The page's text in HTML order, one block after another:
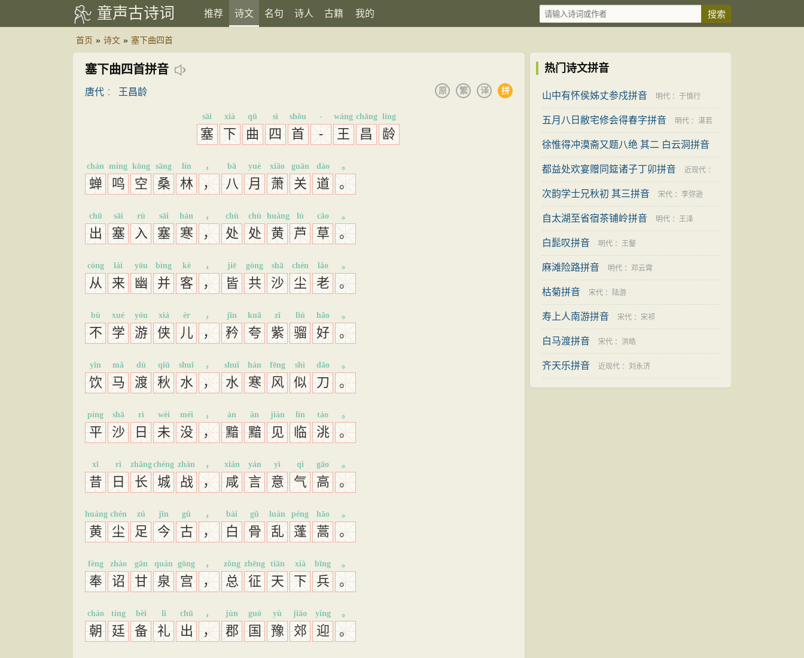
童声古诗词 推荐 诗文 名句 诗人 古籍 我的
首页 » 诗文 » 塞下曲四首
塞下曲四首拼音
唐代 ： 王昌龄 拼
译
繁
原
塞
sāi
下
xià
曲
qū
四
sì
首
shǒu
-
-
王
wáng
昌
chāng
龄
líng
蝉
chán
鸣
míng
空
kōng
桑
sāng
林
lín
，
，
八
bā
月
yuè
萧
xiāo
关
guān
道
dào
。
。
出
chū
塞
sāi
入
rù
塞
sāi
寒
hán
，
，
处
chù
处
chù
黄
huáng
芦
lú
草
cǎo
。
。
从
cóng
来
lái
幽
yōu
并
bìng
客
kè
，
，
皆
jiē
共
gòng
沙
shā
尘
chén
老
lǎo
。
。
不
bù
学
xué
游
yóu
侠
xiá
儿
ér
，
，
矜
jīn
夸
kuā
紫
zǐ
骝
liú
好
hǎo
。
。
饮
yǐn
马
mǎ
渡
dù
秋
qiū
水
shuǐ
，
，
水
shuǐ
寒
hán
风
fēng
似
shì
刀
dāo
。
。
平
píng
沙
shā
日
rì
未
wèi
没
méi
，
，
黯
àn
黯
àn
见
jiàn
临
lín
洮
táo
。
。
昔
xī
日
rì
长
zhǎng
城
chéng
战
zhàn
，
，
咸
xián
言
yán
意
yì
气
qì
高
gāo
。
。
黄
huáng
尘
chén
足
zú
今
jīn
古
gǔ
，
，
白
bái
骨
gǔ
乱
luàn
蓬
péng
蒿
hāo
。
。
奉
fèng
诏
zhào
甘
gān
泉
quán
宫
gōng
，
，
总
zǒng
征
zhēng
天
tiān
下
xià
兵
bīng
。
。
朝
cháo
廷
tíng
备
bèi
礼
lǐ
出
chū
，
，
郡
jùn
国
guó
豫
yù
郊
jiāo
迎
yíng
。
。
热门诗文拼音
山中有怀侯姊丈参戍拼音 明代 ： 于慎行
五月八日敝宅修会得春字拼音 明代 ： 湛若
水
徐惟得冲漠斋又题八绝 其二 白云洞拼音
明代：胡应麟
都益处欢宴赠同筵诸子丁卯拼音 近现代 ：
常燕生
次韵学士兄秋初 其三拼音 宋代 ： 李弥逊
自太湖至省宿茶铺岭拼音 明代 ： 王泽
白髭叹拼音 明代 ： 王鏊
麻滩险路拼音 明代 ： 邓云霄
枯菊拼音 宋代 ： 陆游
寿上人南游拼音 宋代 ： 宋祁
白马渡拼音 宋代 ： 洪皓
齐天乐拼音 近现代 ： 刘永济